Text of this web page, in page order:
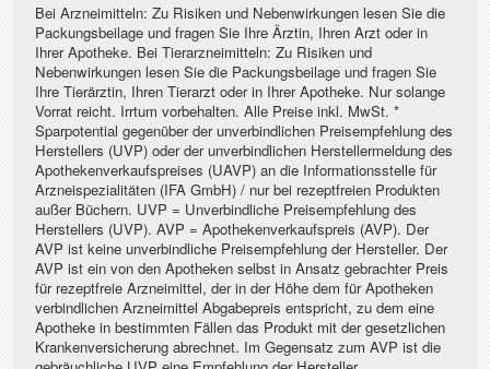
Bei Arzneimitteln: Zu Risiken und Nebenwirkungen lesen Sie die
Packungsbeilage und fragen Sie Ihre Ärztin, Ihren Arzt oder in
Ihrer Apotheke. Bei Tierarzneimitteln: Zu Risiken und
Nebenwirkungen lesen Sie die Packungsbeilage und fragen Sie
Ihre Tierärztin, Ihren Tierarzt oder in Ihrer Apotheke. Nur solange
Vorrat reicht. Irrtum vorbehalten. Alle Preise inkl. MwSt. *
Sparpotential gegenüber der unverbindlichen Preisempfehlung des
Herstellers (UVP) oder der unverbindlichen Herstellermeldung des
Apothekenverkaufspreises (UAVP) an die Informationsstelle für
Arzneispezialitäten (IFA GmbH) / nur bei rezeptfreien Produkten
außer Büchern. UVP = Unverbindliche Preisempfehlung des
Herstellers (UVP). AVP = Apothekenverkaufspreis (AVP). Der
AVP ist keine unverbindliche Preisempfehlung der Hersteller. Der
AVP ist ein von den Apotheken selbst in Ansatz gebrachter Preis
für rezeptfreie Arzneimittel, der in der Höhe dem für Apotheken
verbindlichen Arzneimittel Abgabepreis entspricht, zu dem eine
Apotheke in bestimmten Fällen das Produkt mit der gesetzlichen
Krankenversicherung abrechnet. Im Gegensatz zum AVP ist die